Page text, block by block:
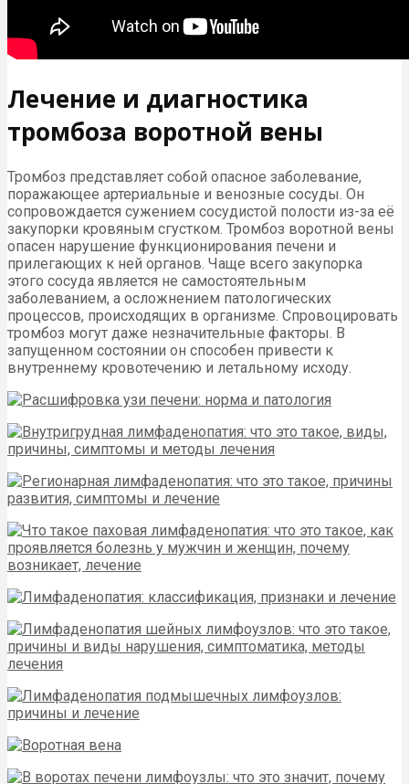
Лечение и диагностика
тромбоза воротной вены
Тромбоз представляет собой опасное заболевание,
поражающее артериальные и венозные сосуды. Он
сопровождается сужением сосудистой полости из-за её
закупорки кровяным сгустком. Тромбоз воротной вены
опасен нарушение функционирования печени и
прилегающих к ней органов. Чаще всего закупорка
этого сосуда является не самостоятельным
заболеванием, а осложнением патологических
процессов, происходящих в организме. Спровоцировать
тромбоз могут даже незначительные факторы. В
запущенном состоянии он способен привести к
внутреннему кровотечению и летальному исходу.